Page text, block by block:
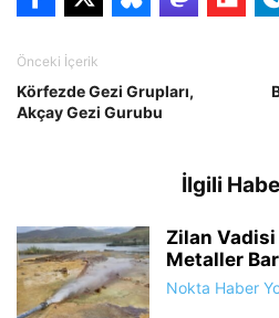
Önceki İçerik
Körfezde Gezi Grupları,
Akçay Gezi Gurubu
İlgili
Zilan Vadisi
Metaller
Nokta Haber